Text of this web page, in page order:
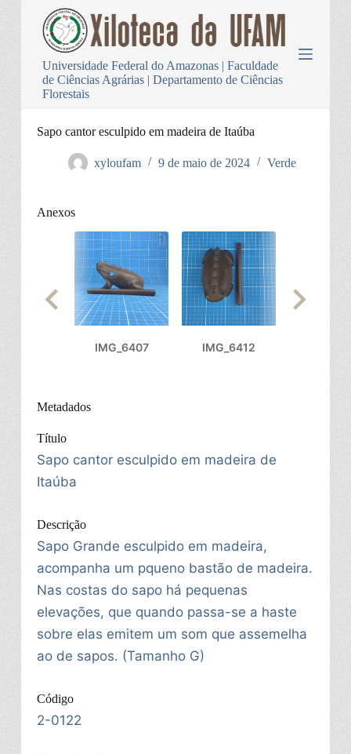
Universidade Federal do Amazonas | Faculdade
de Ciências Agrárias | Departamento de Ciências
Florestais
Sapo cantor esculpido em madeira de Itaúba
xyloufam 9 de maio de 2024 Verde
Anexos
IMG_6407 IMG_6412
Metadados
Título
Sapo cantor esculpido em madeira de
Itaúba
Descrição
Sapo Grande esculpido em madeira,
acompanha um pqueno bastão de madeira.
Nas costas do sapo há pequenas
elevações, que quando passa-se a haste
sobre elas emitem um som que assemelha
ao de sapos. (Tamanho G)
Código
2-0122